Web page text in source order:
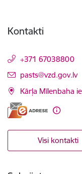
Kontakti
+371 67038800
E-pasts:
pasts@vzd.gov.lv
Kārļa Mīlenbaha
Visi kontakti